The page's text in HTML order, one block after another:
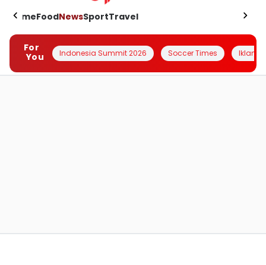
HomeFoodNewsSportTravel
For
You
Indonesia Summit 2026 Soccer Times Iklanin